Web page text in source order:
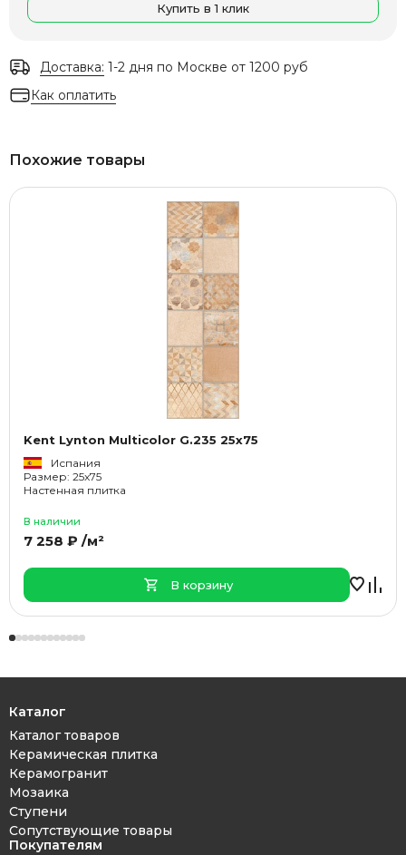
Купить в 1 клик
Доставка: 1-2 дня по Москве от 1200 руб
Как оплатить
Похожие товары
Kent Lynton Multicolor G.235 25x75
Испания
Размер: 25x75
Настенная плитка
В наличии
7 258 ₽ /м²
В корзину
Каталог
Каталог товаров
Керамическая плитка
Керамогранит
Мозаика
Ступени
Сопутствующие товары
Покупателям